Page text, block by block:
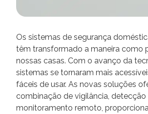
Os sistemas de segurança
têm transformado a maneira como
nossas casas. Com o avanço da
sistemas se tornaram mais
fáceis de usar. As novas soluções
combinação de vigilância, detecção
monitoramento remoto,